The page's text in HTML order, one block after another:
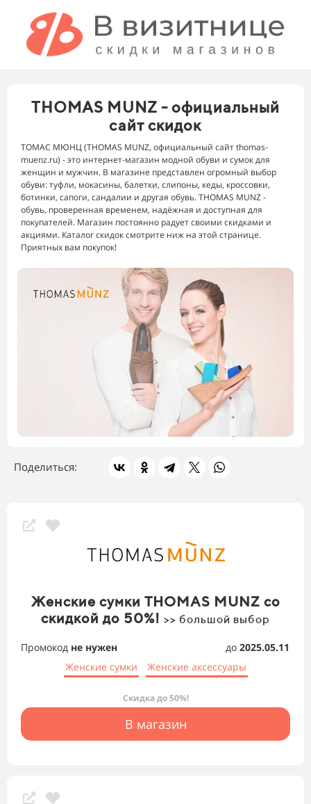
THOMAS MUNZ - официальный
сайт скидок
ТОМАС МЮНЦ (THOMAS MUNZ, официальный сайт thomas-
muenz.ru) - это интернет-магазин модной обуви и сумок для
женщин и мужчин. В магазине представлен огромный выбор
обуви: туфли, мокасины, балетки, слипоны, кеды, кроссовки,
ботинки, сапоги, сандалии и другая обувь. THOMAS MUNZ -
обувь, проверенная временем, надёжная и доступная для
покупателей. Магазин постоянно радует своими скидками и
акциями. Каталог скидок смотрите ниж на этой странице.
Приятных вам покупок!
Скидки магазина
Поделиться:
Женские сумки THOMAS MUNZ со
скидкой до 50%! >> большой выбор
Промокод не нужен до 2025.05.11
Женские сумки
Женские аксессуары
Скидка до 50%!
В магазин